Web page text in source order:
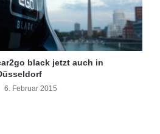
e
s
f
black jetzt auch in
6. Februar 2015